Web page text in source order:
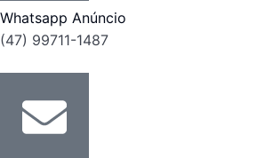
Whatsapp Anúncio
(47) 99711-1487